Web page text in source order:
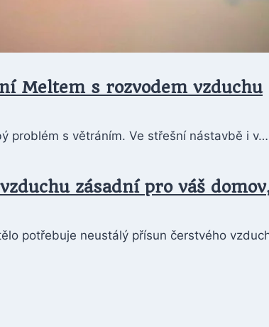
Meltem s rozvodem vzduchu
problém s větráním. Ve střešní nástavbě i v…
zásadní pro váš
potřebuje neustálý přísun čerstvého